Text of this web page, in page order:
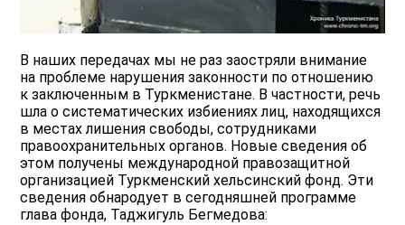
В наших передачах мы не раз заостряли внимание
на проблеме нарушения законности по отношению
к заключенным в Туркменистане. В частности, речь
шла о систематических избиениях лиц, находящихся
в местах лишения свободы, сотрудниками
правоохранительных органов. Новые сведения об
этом получены международной правозащитной
организацией Туркменский хельсинский фонд. Эти
сведения обнародует в сегодняшней программе
глава фонда, Таджигуль Бегмедова: